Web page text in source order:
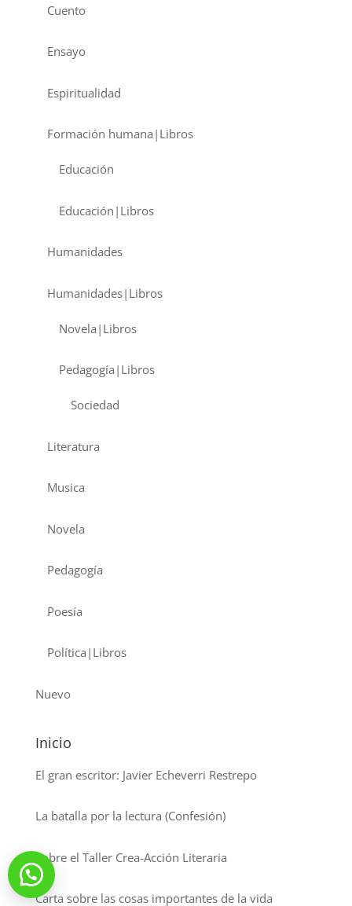
Cuento
Ensayo
Espiritualidad
Formación humana|Libros
Educación
Educación|Libros
Humanidades
Humanidades|Libros
Novela|Libros
Pedagogía|Libros
Sociedad
Literatura
Musica
Novela
Pedagogía
Poesía
Política|Libros
Nuevo
Inicio
El gran escritor: Javier Echeverri Restrepo
La batalla por la lectura (Confesión)
Sobre el Taller Crea-Acción Literaria
Carta sobre las cosas importantes de la vida